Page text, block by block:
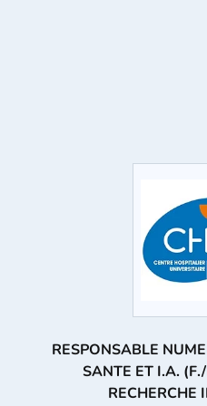
RESPONSABLE
SANTE ET I.A.
RECHERCHE